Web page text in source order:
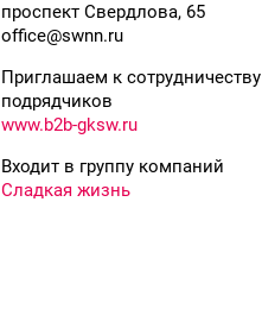
проспект Свердлова, 65
office@swnn.ru
Приглашаем к сотрудничеству
подрядчиков
www.b2b-gksw.ru
Входит в группу компаний
Сладкая жизнь